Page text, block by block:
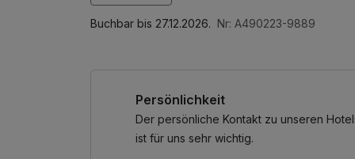
Parkplatz, W-LAN Nutzung /
Buchbar bis 27.12.2026. Nr: A490223-9889
Persönlichkeit
Der persönliche Kontakt zu unseren
ist für uns sehr wichtig.